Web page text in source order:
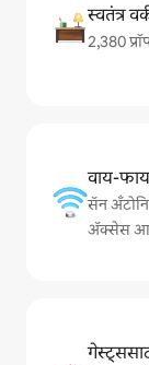
स्वतंत्र
2,380
वाय-
सॅन
अ‍ॅक्सेस